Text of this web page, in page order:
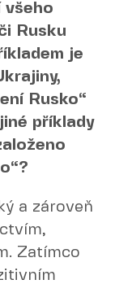
všeho
Rusku
je
Rusko“
příklady
a zároveň
Zatímco